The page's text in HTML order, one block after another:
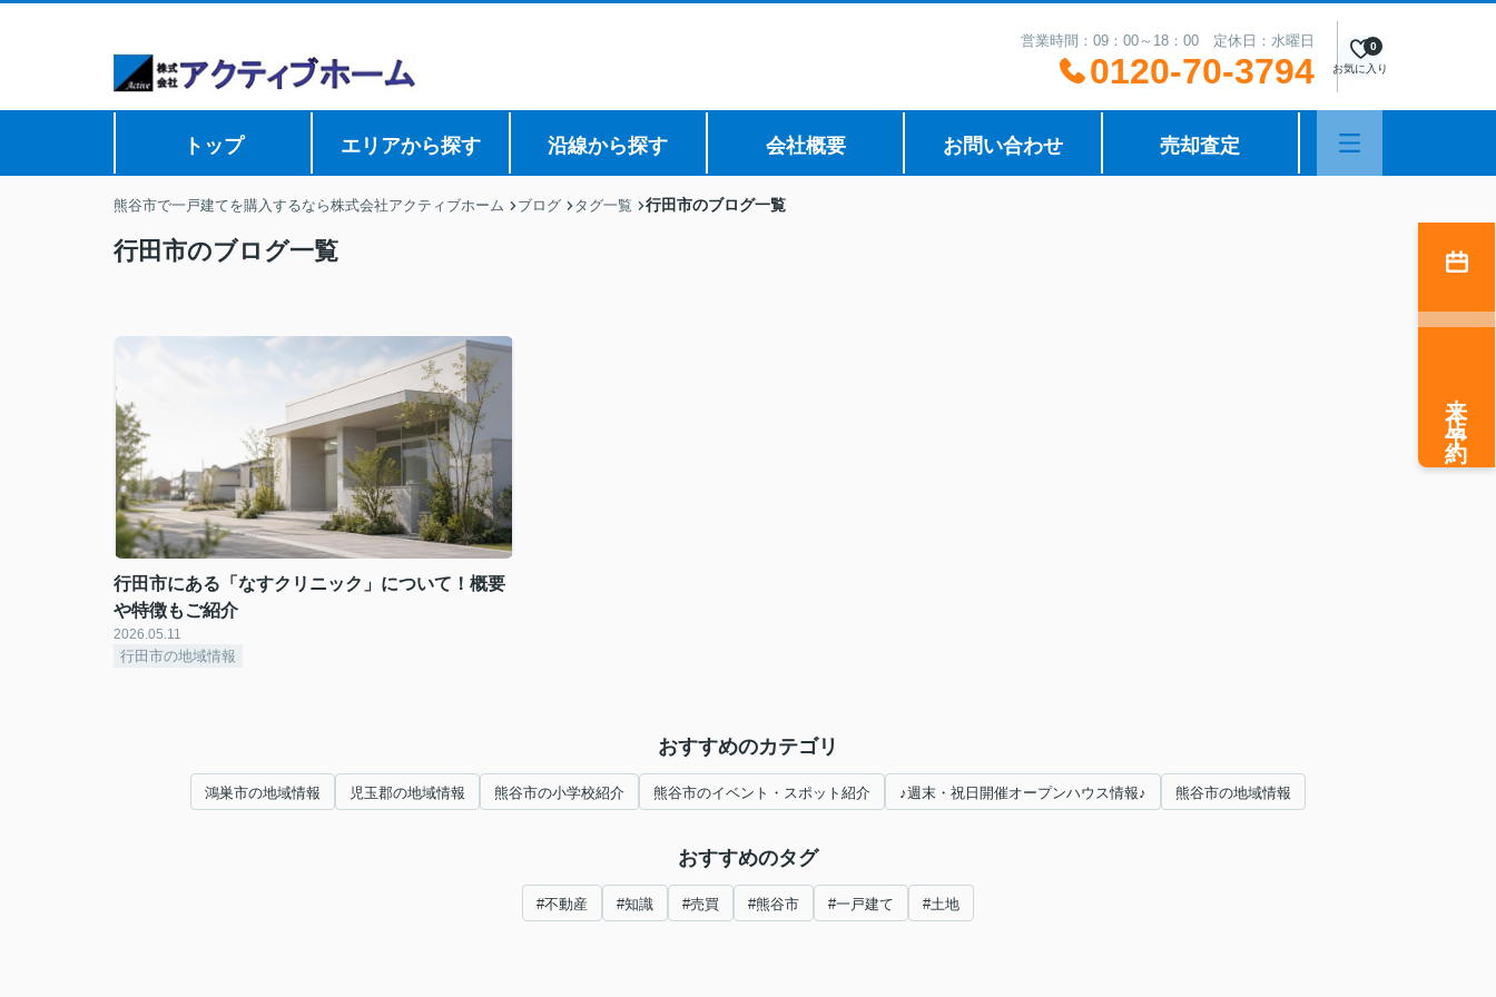
営業時間：09：00～18：00 定休日：水曜日
0120-70-3794 お気に入り
0
トップ エリアから探す 沿線から探す 会社概要 お問い合わせ 売却査定
熊谷市で一戸建てを購入するなら株式会社アクティブホーム ブログ タグ一覧 行田市のブログ一覧
行田市のブログ一覧
行田市にある「なすクリニック」について！概要
や特徴もご紹介
2026.05.11
行田市の地域情報
おすすめのカテゴリ
鴻巣市の地域情報 児玉郡の地域情報 熊谷市の小学校紹介 熊谷市のイベント・スポット紹介 ♪週末・祝日開催オープンハウス情報♪ 熊谷市の地域情報
おすすめのタグ
#不動産 #知識 #売買 #熊谷市 #一戸建て #土地
来店予約